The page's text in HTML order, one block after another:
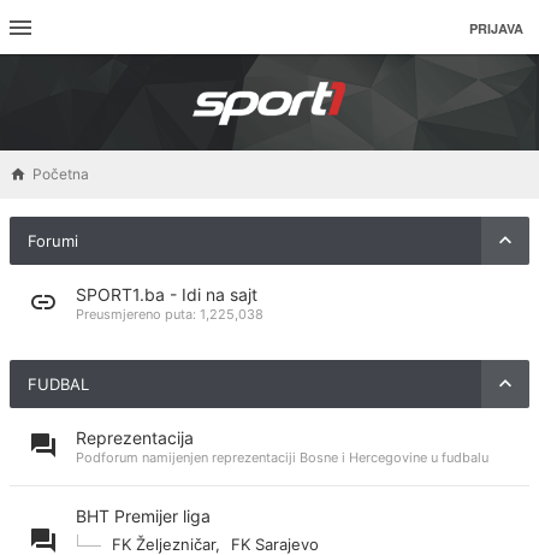
PRIJAVA
Početna
Forumi
SPORT1.ba - Idi na sajt
Preusmjereno puta: 1,225,038
FUDBAL
Reprezentacija
Podforum namijenjen reprezentaciji Bosne i Hercegovine u fudbalu
BHT Premijer liga
FK Željezničar, FK Sarajevo